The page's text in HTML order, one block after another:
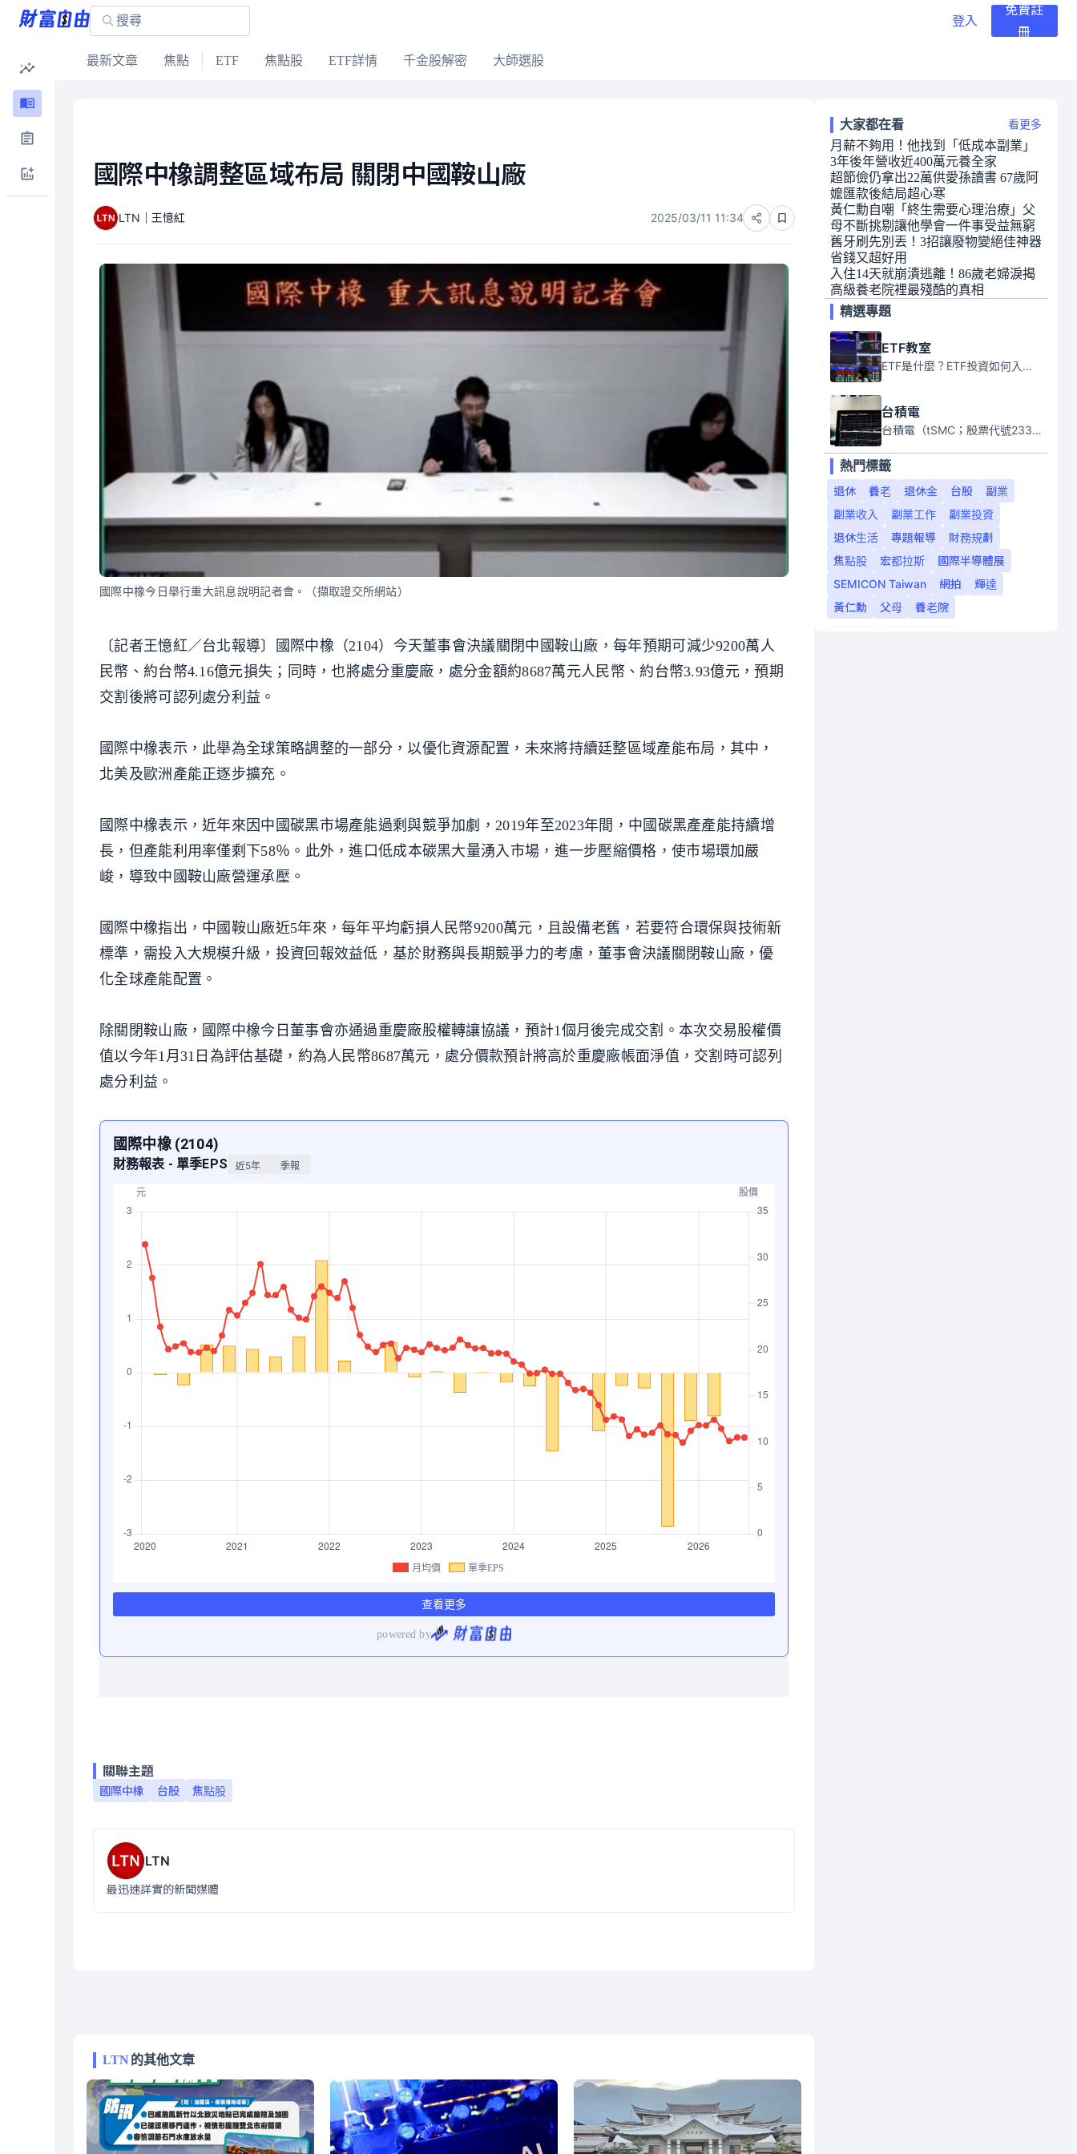
登入
免費註
冊
最新文章 焦點 ETF 焦點股 ETF詳情 千金股解密 大師選股
國際中橡調整區域布局 關閉中國鞍山廠
LTN｜王憶紅 2025/03/11 11:34
國際中橡今日舉行重大訊息說明記者會。（擷取證交所網站）
〔記者王憶紅／台北報導〕國際中橡（2104）今天董事會決議關閉中國鞍山廠，每年預期可減少9200萬人
民幣、約台幣4.16億元損失；同時，也將處分重慶廠，處分金額約8687萬元人民幣、約台幣3.93億元，預期
交割後將可認列處分利益。
國際中橡表示，此舉為全球策略調整的一部分，以優化資源配置，未來將持續廷整區域產能布局，其中，
北美及歐洲產能正逐步擴充。
國際中橡表示，近年來因中國碳黑市場產能過剩與競爭加劇，2019年至2023年間，中國碳黑產產能持續增
長，但產能利用率僅剩下58％。此外，進口低成本碳黑大量湧入市場，進一步壓縮價格，使市場環加嚴
峻，導致中國鞍山廠營運承壓。
國際中橡指出，中國鞍山廠近5年來，每年平均虧損人民幣9200萬元，且設備老舊，若要符合環保與技術新
標準，需投入大規模升級，投資回報效益低，基於財務與長期競爭力的考慮，董事會決議關閉鞍山廠，優
化全球產能配置。
除關閉鞍山廠，國際中橡今日董事會亦通過重慶廠股權轉讓協議，預計1個月後完成交割。本次交易股權價
值以今年1月31日為評估基礎，約為人民幣8687萬元，處分價款預計將高於重慶廠帳面淨值，交割時可認列
處分利益。
關聯主題
國際中橡 台股 焦點股
LTN
最迅速詳實的新聞媒體
LTN的其他文章
大家都在看 看更多
月薪不夠用！他找到「低成本副業」
3年後年營收近400萬元養全家
超節儉仍拿出22萬供愛孫讀書 67歲阿
嬤匯款後結局超心寒
黃仁勳自嘲「終生需要心理治療」父
母不斷挑剔讓他學會一件事受益無窮
舊牙刷先別丟！3招讓廢物變絕佳神器
省錢又超好用
入住14天就崩潰逃離！86歲老婦淚揭
高級養老院裡最殘酷的真相
精選專題
ETF教室
ETF是什麼？ETF投資如何入門？本系列專題文章將會告訴你新手必須知道的ETF基礎知識。
台積電
台積電（tSMC；股票代號2330）是全球領先的半導體代工公司，成立於1987年，總部位於台灣新竹。且已於美國、日本、德國及中國設廠，台積電是全球首家專業積體電路製造服務公司，也是全球最先進和最大規模的半導體代工廠。
熱門標籤
退休
養老 退休金 台股
副業
副業收入
副業工作
副業投資
退休生活
專題報導
財務規劃
焦點股
宏都拉斯
國際半導體展
SEMICON Taiwan
網拍
輝達
黃仁勳
父母 養老院